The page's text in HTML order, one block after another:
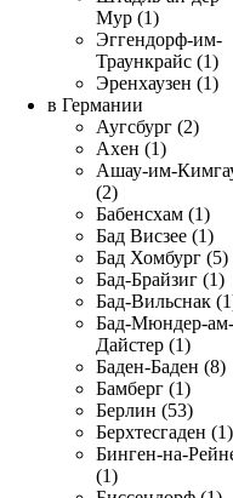
Мур (1)
Эггендорф-им-
Траункрайс (1)
Эренхаузен (1)
в Германии
Аугсбург (2)
Ахен (1)
Ашау-им-
(2)
Бабенсхам (1)
Бад Висзее (1)
Бад Хомбург (5)
Бад-Брайзиг (1)
Бад-Вильснак
Бад-Мюндер-ам-
Дайстер (1)
Баден-Баден (8)
Бамберг (1)
Берлин (53)
Берхтесгаден (1)
Бинген-на-
(1)